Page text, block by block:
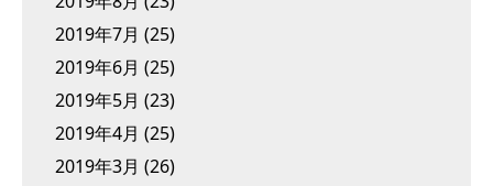
2019年7月 (25)
2019年6月 (25)
2019年5月 (23)
2019年4月 (25)
2019年3月 (26)